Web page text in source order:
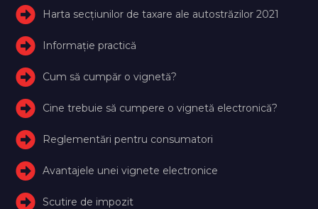
Harta secțiunilor de taxare ale autostrăzilor 2021
Informație practică
Cum să cumpăr o vignetă?
Cine trebuie să cumpere o vignetă electronică?
Reglementări pentru consumatori
Avantajele unei vignete electronice
Scutire de impozit